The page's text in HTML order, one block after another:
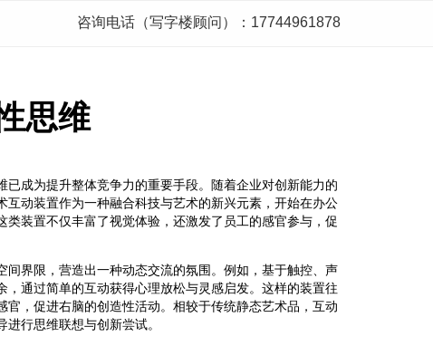
咨询电话（写字楼顾问）：17744961878
思维
成为提升整体竞争力的重要手段。随着企业对创新能力的
动装置作为一种融合科技与艺术的新兴元素，开始在办公
装置不仅丰富了视觉体验，还激发了员工的感官参与，促
界限，营造出一种动态交流的氛围。例如，基于触控、声
通过简单的互动获得心理放松与灵感启发。这样的装置往
，促进右脑的创造性活动。相较于传统静态艺术品，互动
行思维联想与创新尝试。